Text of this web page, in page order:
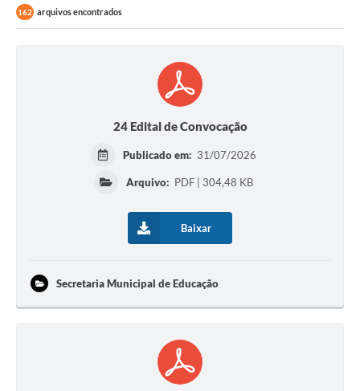
162 arquivos encontrados
24 Edital de Convocação
Publicado em: 31/07/2026
Arquivo: PDF | 304,48 KB
Baixar
Secretaria Municipal de Educação